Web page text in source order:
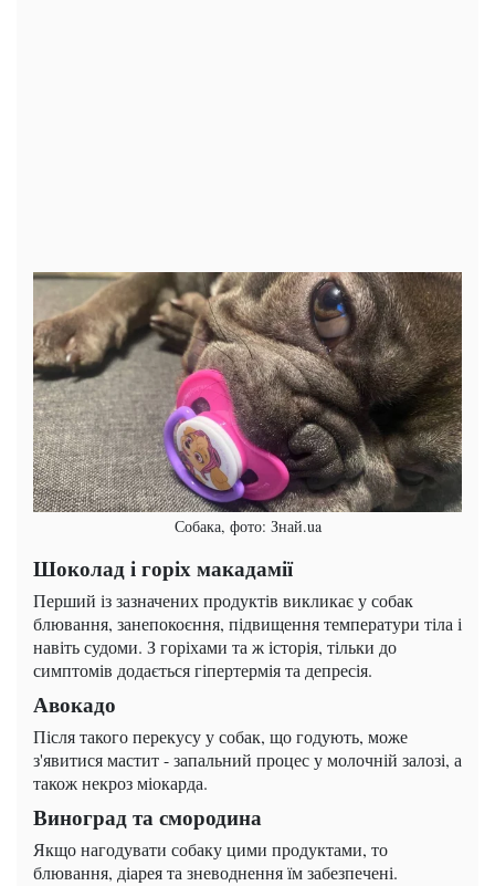
Собака, фото: Знай.ua
Шоколад і горіх макадамії
Перший із зазначених продуктів викликає у собак
блювання, занепокоєння, підвищення температури тіла і
навіть судоми. З горіхами та ж історія, тільки до
симптомів додається гіпертермія та депресія.
Авокадо
Після такого перекусу у собак, що годують, може
з'явитися мастит - запальний процес у молочній залозі, а
також некроз міокарда.
Виноград та смородина
Якщо нагодувати собаку цими продуктами, то
блювання, діарея та зневоднення їм забезпечені.